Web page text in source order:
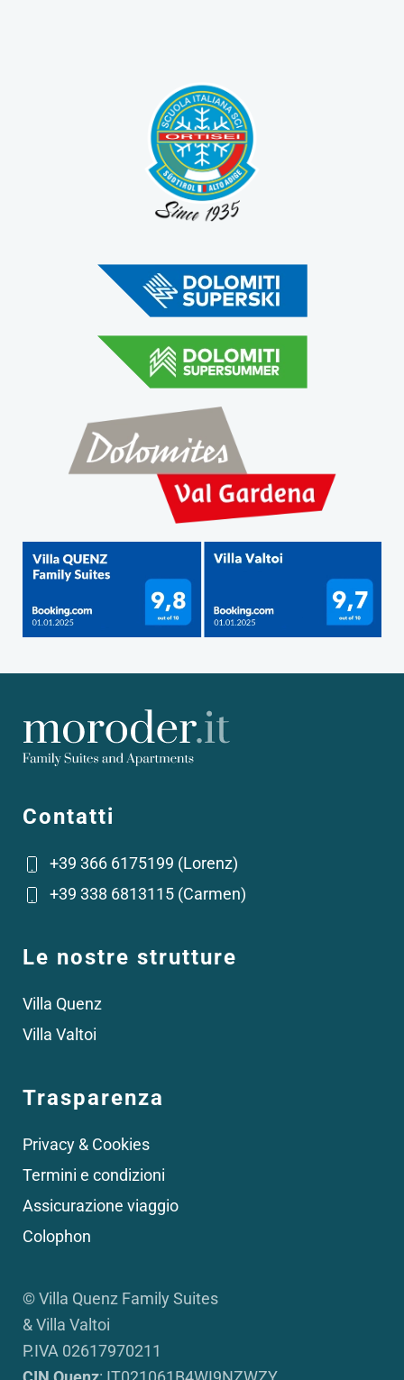
Contatti
+39 366 6175199 (Lorenz)
+39 338 6813115 (Carmen)
Le nostre strutture
Villa Quenz
Villa Valtoi
Trasparenza
Privacy & Cookies
Termini e condizioni
Assicurazione viaggio
Colophon
© Villa Quenz Family Suites
& Villa Valtoi
P.IVA 02617970211